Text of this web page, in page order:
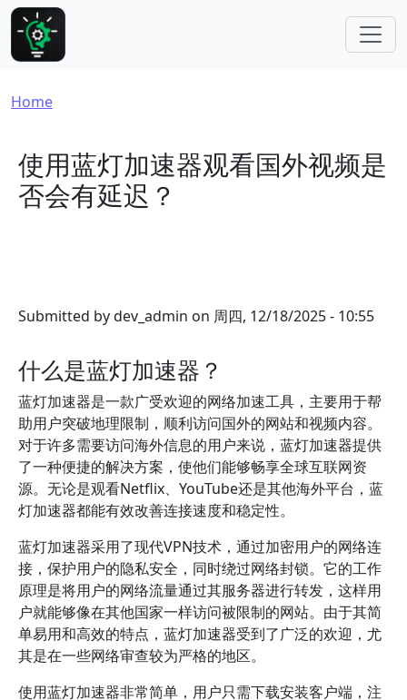
Skip to main content
Breadcrumb
Home
使用蓝灯加速器观看国外视频是
否会有延迟？
Submitted bydev_admin on 周四, 12/18/2025 - 10:55
什么是蓝灯加速器？
蓝灯加速器是一款广受欢迎的网络加速工具，主要用于帮
助用户突破地理限制，顺利访问国外的网站和视频内容。
对于许多需要访问海外信息的用户来说，蓝灯加速器提供
了一种便捷的解决方案，使他们能够畅享全球互联网资
源。无论是观看Netflix、YouTube还是其他海外平台，蓝
灯加速器都能有效改善连接速度和稳定性。
蓝灯加速器采用了现代VPN技术，通过加密用户的网络连
接，保护用户的隐私安全，同时绕过网络封锁。它的工作
原理是将用户的网络流量通过其服务器进行转发，这样用
户就能够像在其他国家一样访问被限制的网站。由于其简
单易用和高效的特点，蓝灯加速器受到了广泛的欢迎，尤
其是在一些网络审查较为严格的地区。
使用蓝灯加速器非常简单，用户只需下载安装客户端，注